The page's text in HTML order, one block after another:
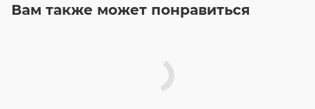
Вам также может понравиться